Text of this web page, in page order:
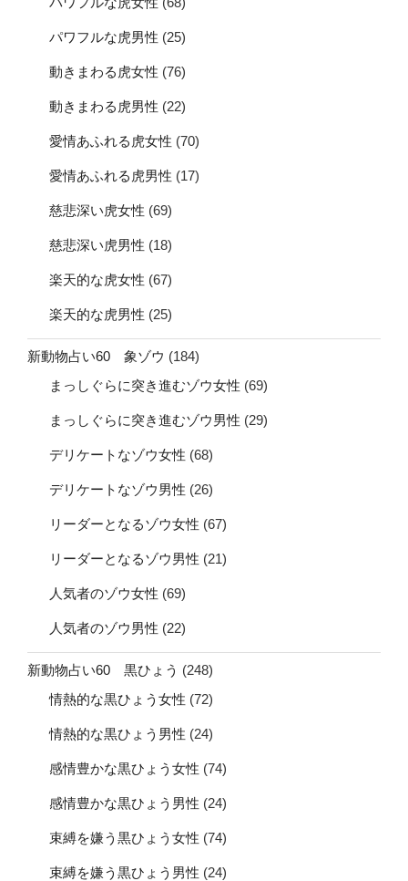
パワフルな虎男性 (25)
動きまわる虎女性 (76)
動きまわる虎男性 (22)
愛情あふれる虎女性 (70)
愛情あふれる虎男性 (17)
慈悲深い虎女性 (69)
慈悲深い虎男性 (18)
楽天的な虎女性 (67)
楽天的な虎男性 (25)
新動物占い60 象ゾウ (184)
まっしぐらに突き進むゾウ女性 (69)
まっしぐらに突き進むゾウ男性 (29)
デリケートなゾウ女性 (68)
デリケートなゾウ男性 (26)
リーダーとなるゾウ女性 (67)
リーダーとなるゾウ男性 (21)
人気者のゾウ女性 (69)
人気者のゾウ男性 (22)
新動物占い60 黒ひょう (248)
情熱的な黒ひょう女性 (72)
情熱的な黒ひょう男性 (24)
感情豊かな黒ひょう女性 (74)
感情豊かな黒ひょう男性 (24)
束縛を嫌う黒ひょう女性 (74)
束縛を嫌う黒ひょう男性 (24)